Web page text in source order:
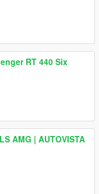
RT 440 Six
AMG | AUTOVISTA